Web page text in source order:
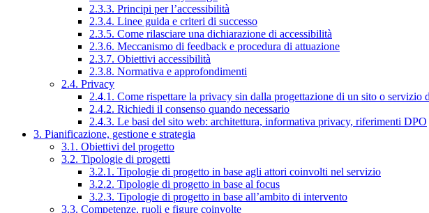
2.3.3. Principi per l’accessibilità
2.3.4. Linee guida e criteri di successo
2.3.5. Come rilasciare una dichiarazione di accessibilità
2.3.6. Meccanismo di feedback e procedura di attuazione
2.3.7. Obiettivi accessibilità
2.3.8. Normativa e approfondimenti
2.4. Privacy
2.4.1. Come rispettare la privacy sin dalla progettazione di un sito o servizio
2.4.2. Richiedi il consenso quando necessario
2.4.3. Le basi del sito web: architettura, informativa privacy, riferimenti DPO
3. Pianificazione, gestione e strategia
3.1. Obiettivi del progetto
3.2. Tipologie di progetti
3.2.1. Tipologie di progetto in base agli attori coinvolti nel servizio
3.2.2. Tipologie di progetto in base al focus
3.2.3. Tipologie di progetto in base all’ambito di intervento
3.3. Competenze, ruoli e figure coinvolte